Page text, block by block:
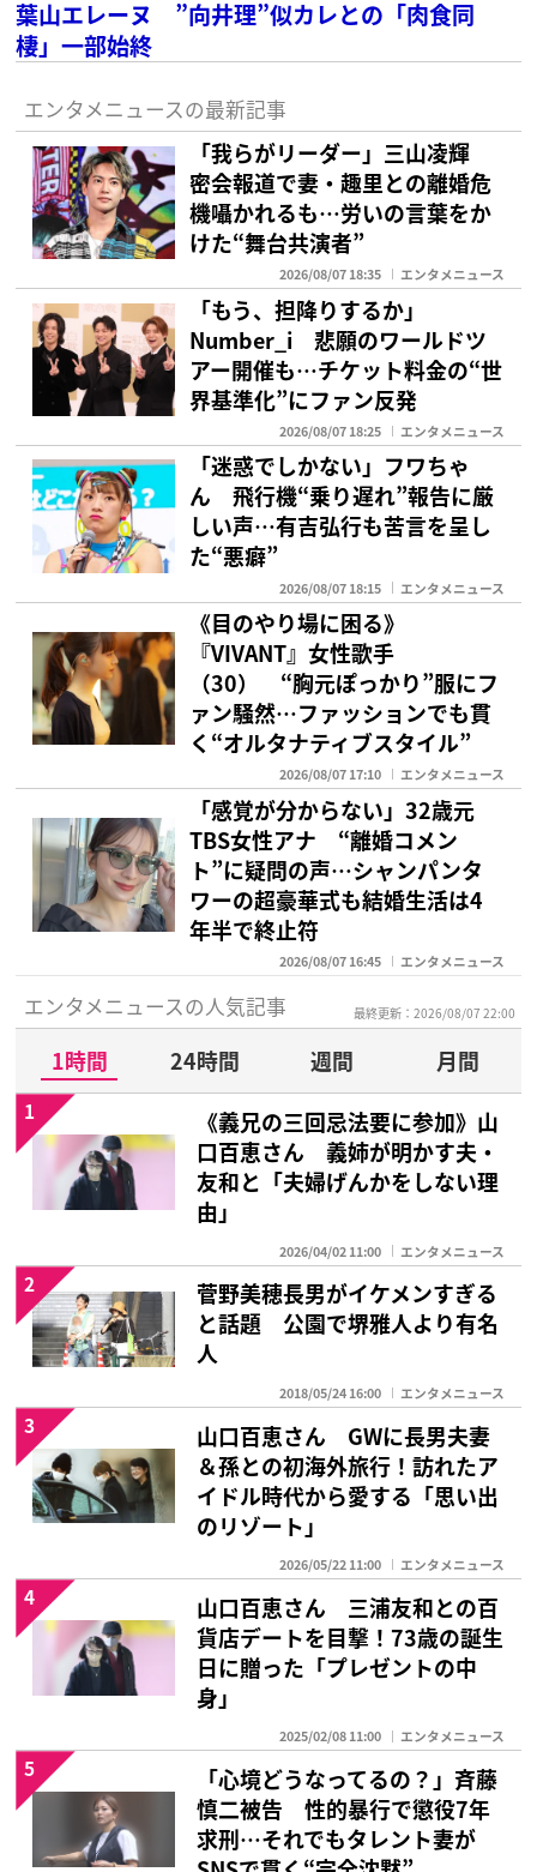
葉山エレーヌ ”向井理”似カレとの「肉食同
棲」一部始終
エンタメニュースの最新記事
「我らがリーダー」三山凌輝
密会報道で妻・趣里との離婚危
機囁かれるも…労いの言葉をか
けた“舞台共演者”
2026/08/07 18:35 エンタメニュース
「もう、担降りするか」
Number_i 悲願のワールドツ
アー開催も…チケット料金の“世
界基準化”にファン反発
2026/08/07 18:25 エンタメニュース
「迷惑でしかない」フワちゃ
ん 飛行機“乗り遅れ”報告に厳
しい声…有吉弘行も苦言を呈し
た“悪癖”
2026/08/07 18:15 エンタメニュース
《目のやり場に困る》
『VIVANT』女性歌手
（30） “胸元ぽっかり”服にフ
ァン騒然…ファッションでも貫
く“オルタナティブスタイル”
2026/08/07 17:10 エンタメニュース
「感覚が分からない」32歳元
TBS女性アナ “離婚コメン
ト”に疑問の声…シャンパンタ
ワーの超豪華式も結婚生活は4
年半で終止符
2026/08/07 16:45 エンタメニュース
エンタメニュースの人気記事 最終更新：2026/08/07 22:00
1時間 24時間 週間
月間
《義兄の三回忌法要に参加》山
口百恵さん 義姉が明かす夫・
友和と「夫婦げんかをしない理
由」
2026/04/02 11:00 エンタメニュース
1
菅野美穂長男がイケメンすぎる
と話題 公園で堺雅人より有名
人
2018/05/24 16:00 エンタメニュース
2
山口百恵さん GWに長男夫妻
＆孫との初海外旅行！訪れたア
イドル時代から愛する「思い出
のリゾート」
2026/05/22 11:00 エンタメニュース
3
山口百恵さん 三浦友和との百
貨店デートを目撃！73歳の誕生
日に贈った「プレゼントの中
身」
2025/02/08 11:00 エンタメニュース
4
「心境どうなってるの？」斉藤
慎二被告 性的暴行で懲役7年
求刑…それでもタレント妻が
5